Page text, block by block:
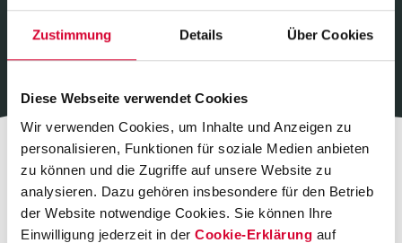
Zustimmung Details Über Cookies
Diese Webseite verwendet Cookies
Wir verwenden Cookies, um Inhalte und Anzeigen zu
personalisieren, Funktionen für soziale Medien anbieten
zu können und die Zugriffe auf unsere Website zu
analysieren. Dazu gehören insbesondere für den Betrieb
der Website notwendige Cookies. Sie können Ihre
Einwilligung jederzeit in der Cookie-Erklärung auf
IT-Consulting News
Was unsbewegt